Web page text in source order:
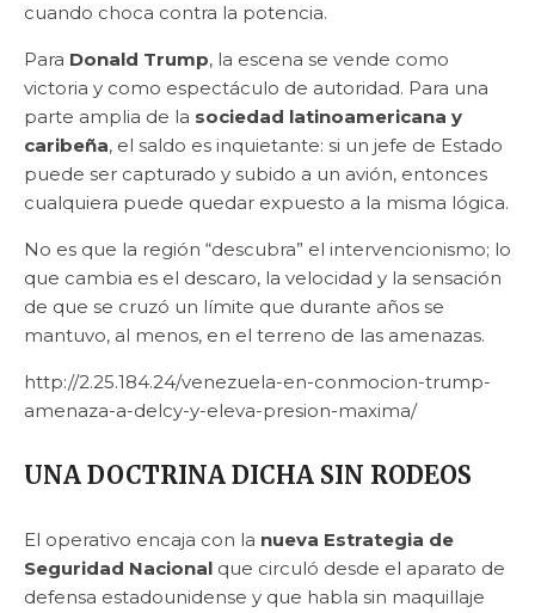
cuando choca contra la potencia.
Para Donald Trump, la escena se vende como
victoria y como espectáculo de autoridad. Para una
parte amplia de la sociedad latinoamericana y
caribeña, el saldo es inquietante: si un jefe de Estado
puede ser capturado y subido a un avión, entonces
cualquiera puede quedar expuesto a la misma lógica.
No es que la región “descubra” el intervencionismo; lo
que cambia es el descaro, la velocidad y la sensación
de que se cruzó un límite que durante años se
mantuvo, al menos, en el terreno de las amenazas.
http://2.25.184.24/venezuela-en-conmocion-trump-
amenaza-a-delcy-y-eleva-presion-maxima/
UNA DOCTRINA DICHA SIN RODEOS
El operativo encaja con la nueva Estrategia de
Seguridad Nacional que circuló desde el aparato de
defensa estadounidense y que habla sin maquillaje